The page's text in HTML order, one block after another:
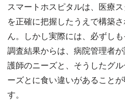
スマートホスピタルは、医療
を正確に把握したうえで構築
ん。しかし実際には、必ずしも
調査結果からは、病院管理者
護師のニーズと、そうしたグ
ーズとに食い違いがあること
す。